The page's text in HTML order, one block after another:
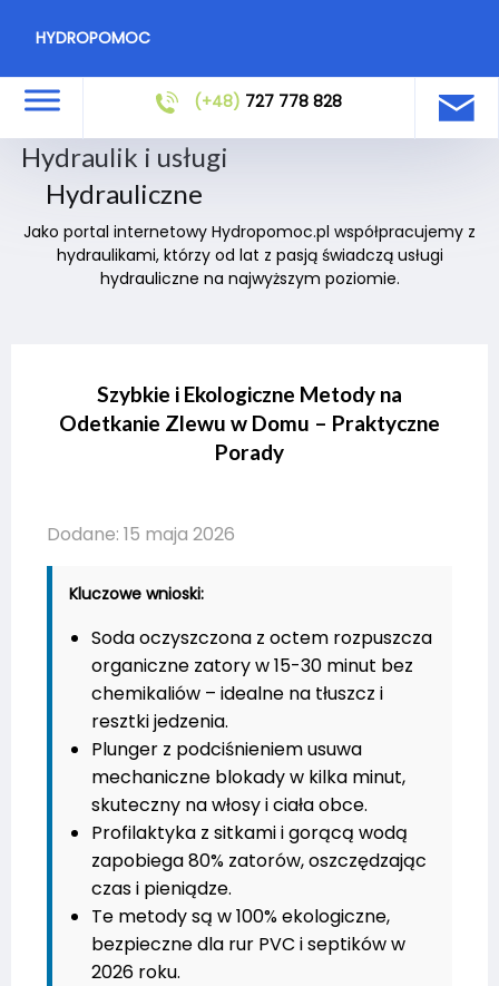
HYDROPOMOC
(+48) 727 778 828
Hydraulik i usługi
Hydrauliczne
Jako portal internetowy Hydropomoc.pl współpracujemy z
hydraulikami, którzy od lat z pasją świadczą usługi
hydrauliczne na najwyższym poziomie.
Szybkie i Ekologiczne Metody na
Odetkanie Zlewu w Domu – Praktyczne
Porady
Dodane: 15 maja 2026
Kluczowe wnioski:
Soda oczyszczona z octem rozpuszcza
organiczne zatory w 15-30 minut bez
chemikaliów – idealne na tłuszcz i
resztki jedzenia.
Plunger z podciśnieniem usuwa
mechaniczne blokady w kilka minut,
skuteczny na włosy i ciała obce.
Profilaktyka z sitkami i gorącą wodą
zapobiega 80% zatorów, oszczędzając
czas i pieniądze.
Te metody są w 100% ekologiczne,
bezpieczne dla rur PVC i septików w
2026 roku.